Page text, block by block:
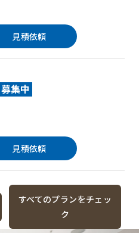
見積依頼
募集中
見積依頼
すべてのプランをチェッ
ク